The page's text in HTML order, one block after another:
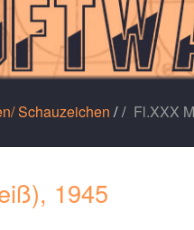
Schauzeichen / Fl.XXX
1945